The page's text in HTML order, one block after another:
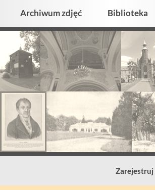
Archiwum zdjęć
Biblioteka
Zarejestruj